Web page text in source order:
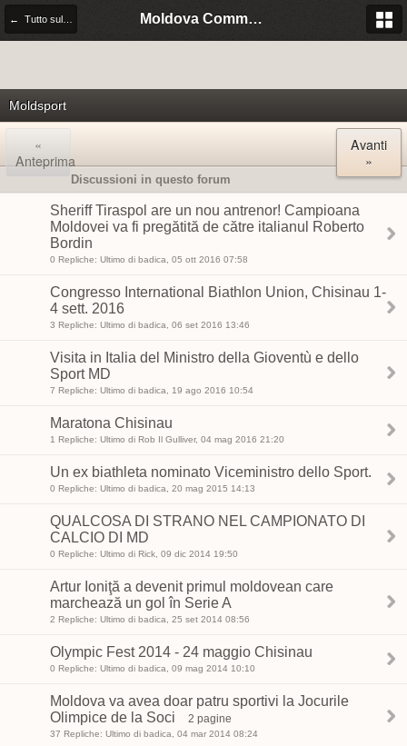
Moldova Community Italia
Moldsport
«
Anteprima
Avanti
»
Discussioni in questo forum
Sheriff Tiraspol are un nou antrenor! Campioana
Moldovei va fi pregătită de către italianul Roberto
Bordin
0 Repliche: Ultimo di badica, 05 ott 2016 07:58
Congresso International Biathlon Union, Chisinau 1-
4 sett. 2016
3 Repliche: Ultimo di badica, 06 set 2016 13:46
Visita in Italia del Ministro della Gioventù e dello
Sport MD
7 Repliche: Ultimo di badica, 19 ago 2016 10:54
Maratona Chisinau
1 Repliche: Ultimo di Rob Il Gulliver, 04 mag 2016 21:20
Un ex biathleta nominato Viceministro dello Sport.
0 Repliche: Ultimo di badica, 20 mag 2015 14:13
QUALCOSA DI STRANO NEL CAMPIONATO DI
CALCIO DI MD
0 Repliche: Ultimo di Rick, 09 dic 2014 19:50
Artur Ioniţă a devenit primul moldovean care
marchează un gol în Serie A
2 Repliche: Ultimo di badica, 25 set 2014 08:56
Olympic Fest 2014 - 24 maggio Chisinau
0 Repliche: Ultimo di badica, 09 mag 2014 10:10
Moldova va avea doar patru sportivi la Jocurile
Olimpice de la Soci
2 pagine
37 Repliche: Ultimo di badica, 04 mar 2014 08:24